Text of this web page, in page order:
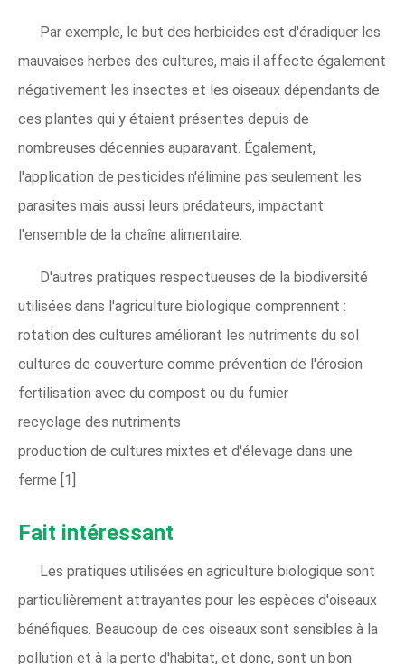
Par exemple, le but des herbicides est d'éradiquer les
mauvaises herbes des cultures, mais il affecte également
négativement les insectes et les oiseaux dépendants de
ces plantes qui y étaient présentes depuis de
nombreuses décennies auparavant. Également,
l'application de pesticides n'élimine pas seulement les
parasites mais aussi leurs prédateurs, impactant
l'ensemble de la chaîne alimentaire.
D'autres pratiques respectueuses de la biodiversité
utilisées dans l'agriculture biologique comprennent :
rotation des cultures améliorant les nutriments du sol
cultures de couverture comme prévention de l'érosion
fertilisation avec du compost ou du fumier
recyclage des nutriments
production de cultures mixtes et d'élevage dans une
ferme [1]
Fait intéressant
Les pratiques utilisées en agriculture biologique sont
particulièrement attrayantes pour les espèces d'oiseaux
bénéfiques. Beaucoup de ces oiseaux sont sensibles à la
pollution et à la perte d'habitat, et donc, sont un bon